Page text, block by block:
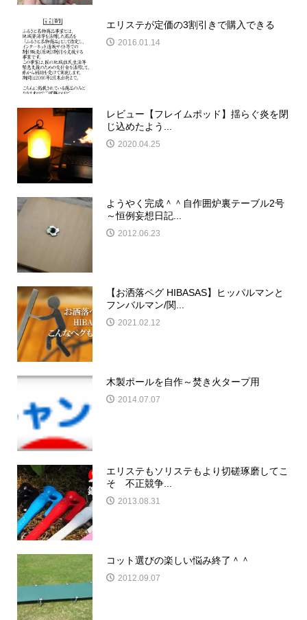
エリステが定価の3割引きで購入できる
2016.01.14
レビュー【フレイムポッド】揺らぐ炎を閉
じ込めたよう...
2020.04.25
ようやく完成＾＾自作囲炉裏テーブル2号
～恒例妄想日記...
2012.06.23
【お洒落ペグ HIBASAS】ヒッパルマンと
フンバルマン/関...
2021.02.12
木製ポールを自作～焚き火タープ用
2014.07.07
エリステもソリステもより切磋琢磨してこ
そ 不正競争...
2013.08.31
コット選びの楽しい悩み終了＾＾
2012.09.07